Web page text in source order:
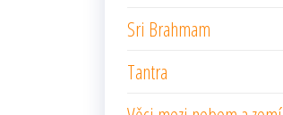
Sri Brahmam
Tantra